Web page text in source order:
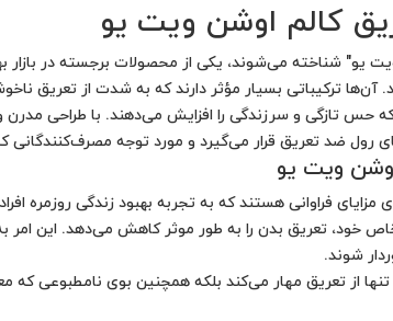
کالم اوشن ویت یو
یو" شناخته می‌شوند، یکی از محصولات برجسته در
ترکیباتی بسیار مؤثر دارند که به شدت از تعریق
حس تازگی و سرزندگی را افزایش می‌دهند. با طراحی
ضد تعریق قرار می‌گیرد و مورد توجه مصرف‌کنندگانی
ویت یو
فراوانی هستند که به تجربه بهبود زندگی روزمره
خود، تعریق بدن را به طور موثر کاهش می‌دهد. این امر
شوند.
از تعریق مهار می‌کند بلکه همچنین بوی نامطبوعی که